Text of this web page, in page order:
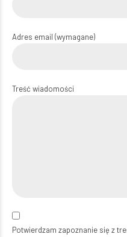
Adres email (wymagane)
Treść wiadomości
Potwierdzam zapoznanie się z